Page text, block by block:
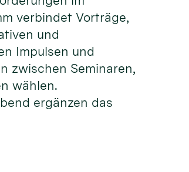
verbindet Vorträge,
und
Impulsen und
zwischen Seminaren,
wählen.
ergänzen das